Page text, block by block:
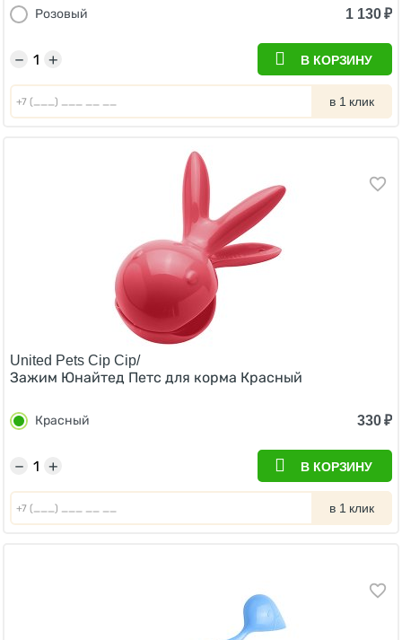
Розовый
1 130₽
+
− В КОРЗИНУ
в 1 клик
United Pets Cip Cip/
Зажим Юнайтед Петс для корма Красный
Красный 330₽
+
− В КОРЗИНУ
в 1 клик